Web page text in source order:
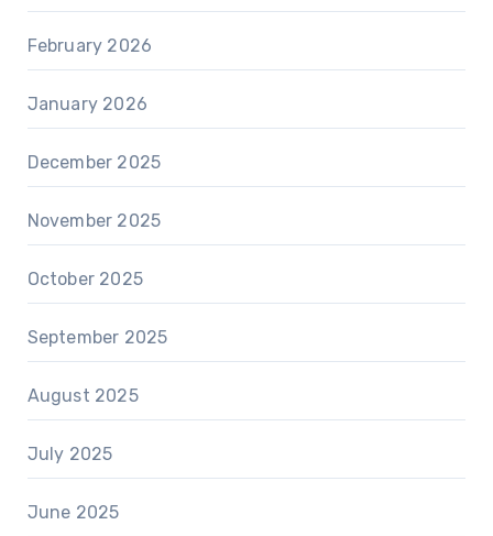
February 2026
January 2026
December 2025
November 2025
October 2025
September 2025
August 2025
July 2025
June 2025